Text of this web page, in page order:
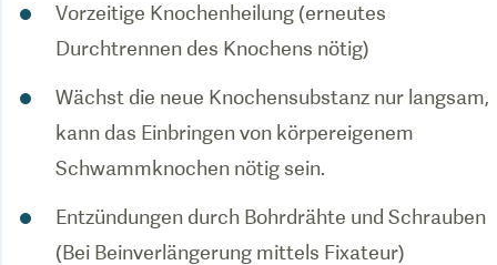
Vorzeitige Knochenheilung (erneutes
Durchtrennen des Knochens nötig)
Wächst die neue Knochensubstanz nur langsam,
kann das Einbringen von körpereigenem
Schwammknochen nötig sein.
Entzündungen durch Bohrdrähte und Schrauben
(Bei Beinverlängerung mittels Fixateur)